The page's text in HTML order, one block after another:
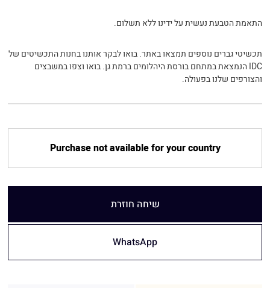
התאמת הטבעת נעשית על ידינו ללא תשלום.
תכשיטי גברים נוספים תמצאו באתר. בואו לבקר אותנו בחנות התכשיטים של
IDC הנמצאת במתחם בורסת היהלומים ברמת גן. בואו וצפו במשבצים
והצורפים שלנו בפעולה.
Purchase not available for your country
שיחה חוזרת
WhatsApp